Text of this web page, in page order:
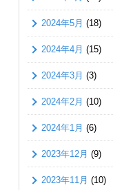
2024年5月 (18)
2024年4月 (15)
2024年3月 (3)
2024年2月 (10)
2024年1月 (6)
2023年12月 (9)
2023年11月 (10)